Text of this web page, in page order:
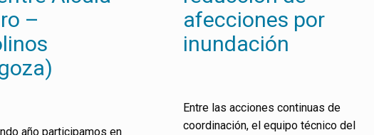
–
año participamos en
afecciones por
inundación
Entre las acciones continuas de
coordinación, el equipo técnico del